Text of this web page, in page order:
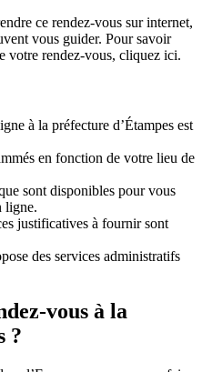
ce rendez-vous sur internet,
vous guider. Pour savoir
votre rendez-vous, cliquez ici.
à la préfecture d’Étampes est
en fonction de votre lieu de
sont disponibles pour vous
ligne.
justificatives à fournir sont
des services administratifs
vous à la
?